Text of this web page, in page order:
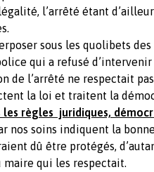
l’arrêté étant
sous les quolibets
qui a refusé
de l’arrêté ne respectait
la loi et traitent la
règles juridiques,
nos soins indiquent la
dû être protégés,
qui les respectait.